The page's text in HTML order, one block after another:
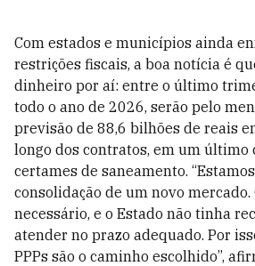
Com estados e municípios ainda
restrições fiscais, a boa notícia é
dinheiro por aí: entre o último
todo o ano de 2026, serão pelo
previsão de 88,6 bilhões de reais
longo dos contratos, em um último
certames de saneamento.
consolidação de um novo
necessário, e o Estado não tinha
atender no prazo adequado. Por
PPPs são o caminho escolhido”,